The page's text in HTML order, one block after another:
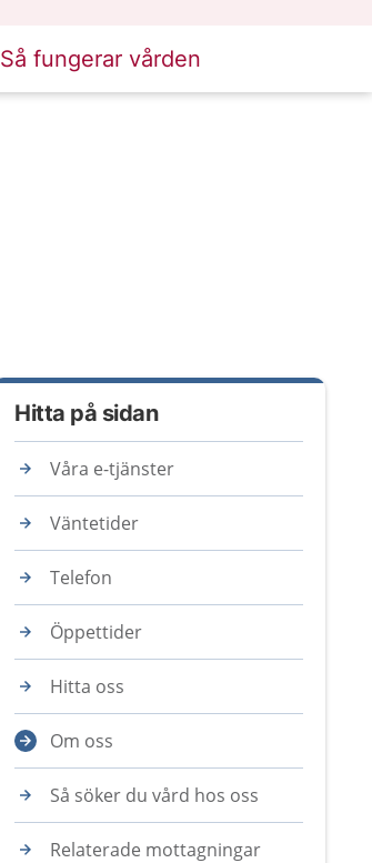
Så fungerar vården
Hitta på sidan
Våra e-tjänster
Väntetider
Telefon
Öppettider
Hitta oss
Om oss
Så söker du vård hos oss
Relaterade mottagningar